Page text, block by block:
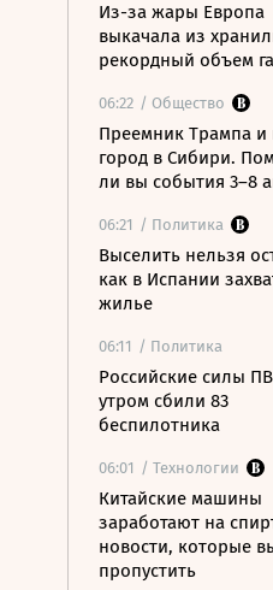
Из-за жары Европа
выкачала из
рекордный объем
06:22 / Общество
Преемник Трампа и
город в Сибири.
ли вы события 3–8
06:21 / Политика
Выселить нельзя
как в Испании
жилье
06:11 / Политика
Российские силы
утром сбили 83
беспилотника
06:01 / Технологии
Китайские машины
заработают на
новости, которые
пропустить